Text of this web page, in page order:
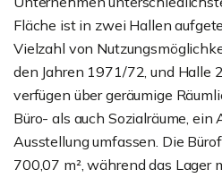
Fläche ist in zwei Hallen
Vielzahl von
den Jahren 1971/72, und Halle
verfügen über geräumige
Büro- als auch Sozialräume, ein
Ausstellung umfassen. Die
700,07 m², während das Lager